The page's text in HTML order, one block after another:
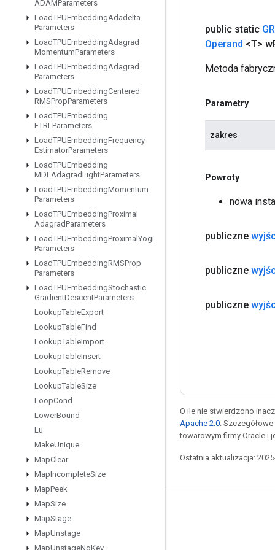
ADAMParameters
LoadTPUEmbeddingAdadelta
Parameters
LoadTPUEmbeddingAdagrad
MomentumParameters
LoadTPUEmbeddingAdagrad
Parameters
LoadTPUEmbeddingCentered
RMSPropParameters
LoadTPUEmbedding
FTRLParameters
LoadTPUEmbeddingFrequency
EstimatorParameters
LoadTPUEmbedding
MDLAdagradLightParameters
LoadTPUEmbeddingMomentum
Parameters
LoadTPUEmbeddingProximal
AdagradParameters
LoadTPUEmbeddingProximal Yogi
Parameters
LoadTPUEmbeddingRMSProp
Parameters
LoadTPUEmbeddingStochastic
GradientDescentParameters
LookupTableExport
LookupTableFind
LookupTableImport
LookupTableInsert
LookupTableRemove
LookupTableSize
LoopCond
LowerBound
Lu
MakeUnique
MapClear
MapIncompleteSize
MapPeek
MapSize
MapStage
MapUnstage
MapUnstageNoKey
public static
Operand <T> w
Metoda
Parametry
zakres
Powroty
nowa
publiczne
publiczne
publiczne
O ile nie stwierdzono
Apache 2.0 .
towarowym firmy Oracle i
Ostatnia aktualizacja:
Pozostawaj w kontakcie
Blog